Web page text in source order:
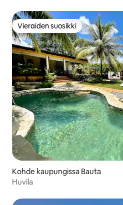
Vieraiden suosikki
Vieraiden suosikki
Kohde kaupungissa Bauta
Huvila